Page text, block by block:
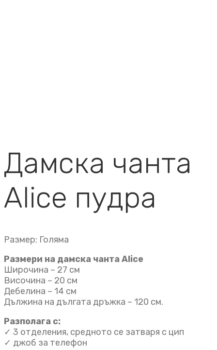
Дамска чанта
Alice пудра
Размер: Голяма
Размери на дамска чанта Alice
Широчина – 27 см
Височина – 20 см
Дебелина – 14 см
Дължина на дългата дръжка – 120 см.
Разполага с:
✓ 3 отделения, средното се затваря с цип
✓ джоб за телефон